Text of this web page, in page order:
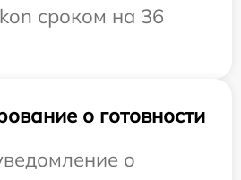
сроком на 36
о готовности
о